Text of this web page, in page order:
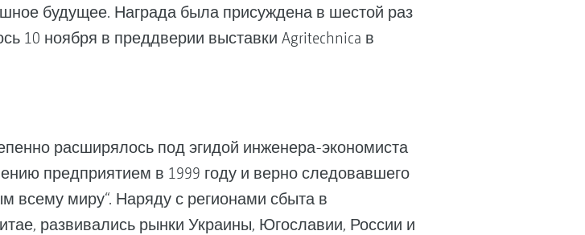
будущее. Награда была присуждена в шестой раз
10 ноября в преддверии выставки Agritechnica в
расширялось под эгидой инженера-экономиста
предприятием в 1999 году и верно следовавшего
всему миру“. Наряду с регионами сбыта в
развивались рынки Украины, Югославии, России и